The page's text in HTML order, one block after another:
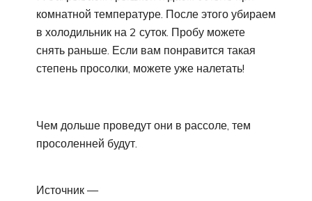
комнатной температуре. После этого убираем
в холодильник на 2 суток. Пробу можете
снять раньше. Если вам понравится такая
степень просолки, можете уже налетать!
Чем дольше проведут они в рассоле, тем
просоленней будут.
Источник —